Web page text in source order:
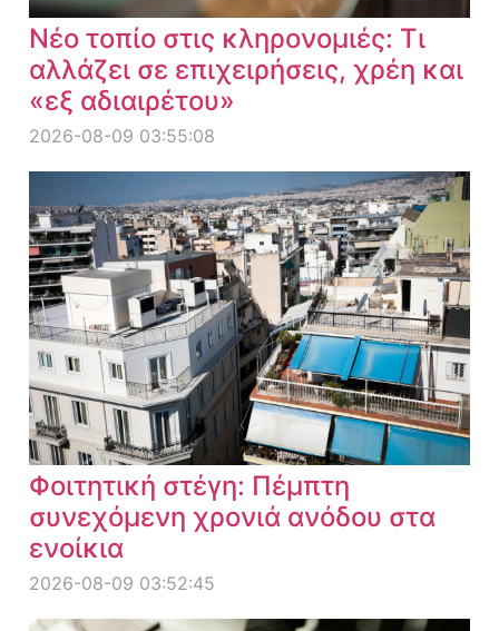
Νέο τοπίο στις κληρονομιές: Τι
αλλάζει σε επιχειρήσεις, χρέη και
«εξ αδιαιρέτου»
2026-08-09 03:55:08
Φοιτητική στέγη: Πέμπτη
συνεχόμενη χρονιά ανόδου στα
ενοίκια
2026-08-09 03:52:45